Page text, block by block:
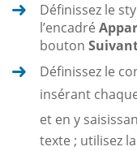
Définissez le
l’encadré
bouton
Définissez le
insérant
et en y
texte ; utilisez